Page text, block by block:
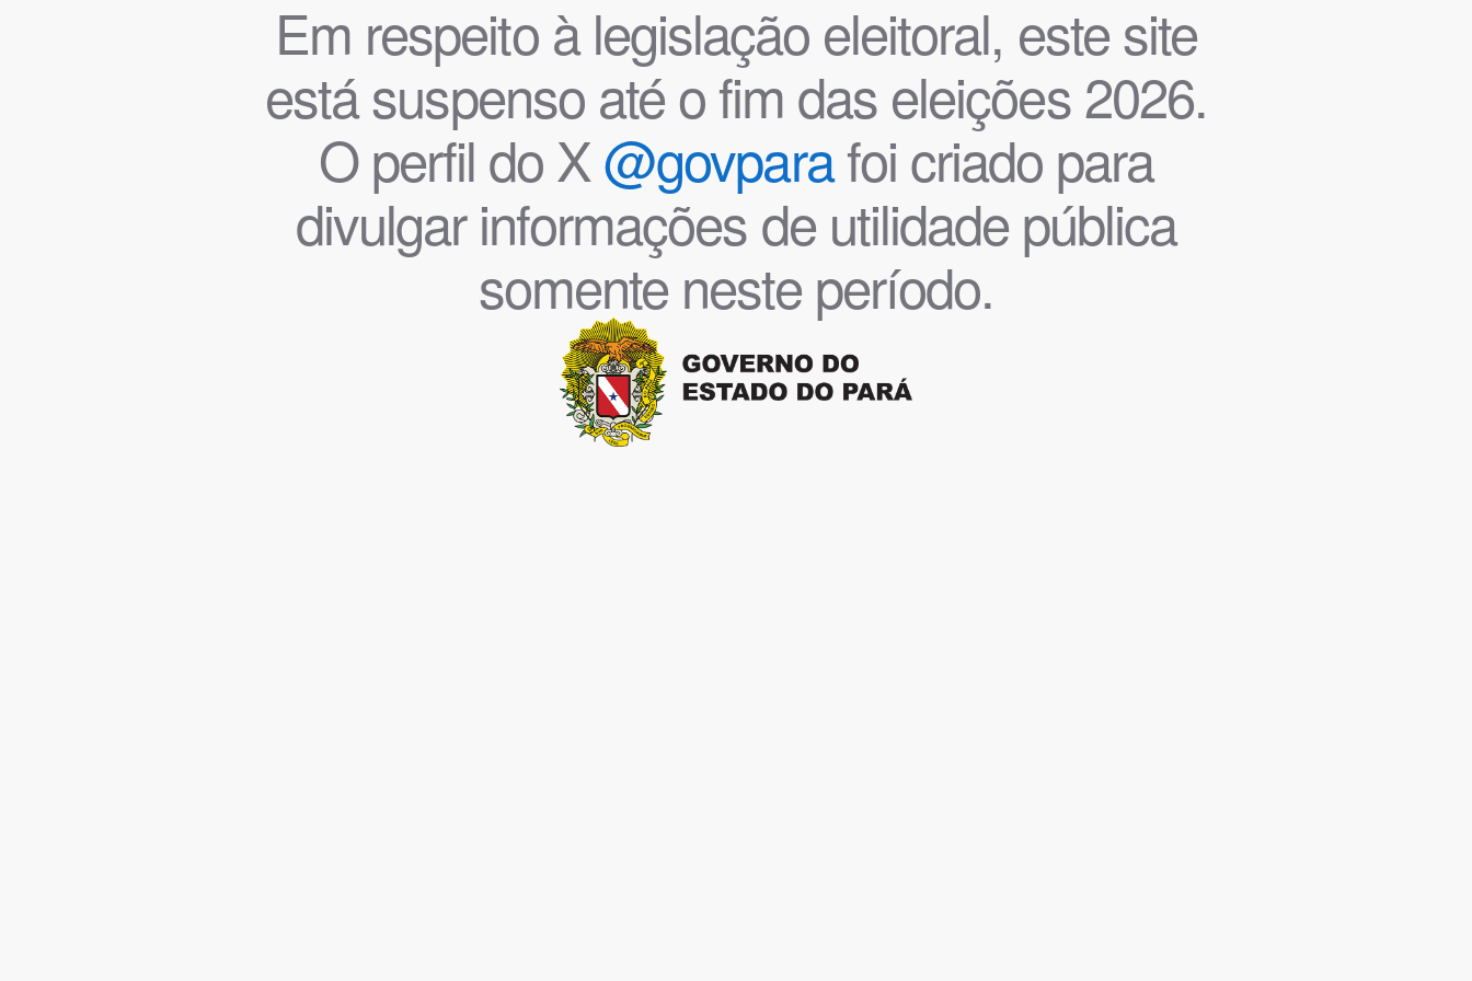
Em respeito à legislação eleitoral, este site
está suspenso até o fim das eleições 2026.
O perfil do X@govparafoi criado para
divulgar informações de utilidade pública
somente neste período.